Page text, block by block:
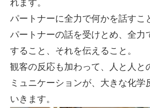
れます。
パートナーに全力で何かを話すこ
パートナーの話を受けとめ、全力
すること、それを伝えること。
観客の反応も加わって、人と人と
ミュニケーションが、大きな化学
いきます。